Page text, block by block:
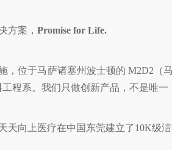
方案， Promise for Life.
，位于马萨诸塞州波士顿的 M2D2（
程系。我们只做创新产品，不是唯一
天向上医疗在中国东莞建立了10K级